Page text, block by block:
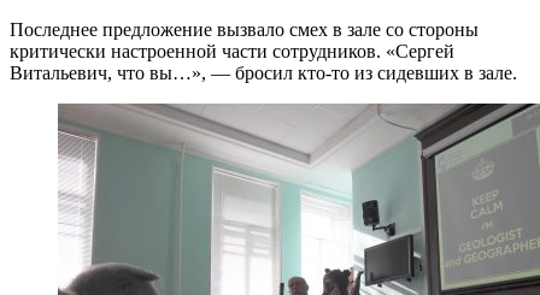
Последнее предложение вызвало смех в зале со стороны
критически настроенной части сотрудников. «Сергей
Витальевич, что вы…», — бросил кто-то из сидевших в зале.